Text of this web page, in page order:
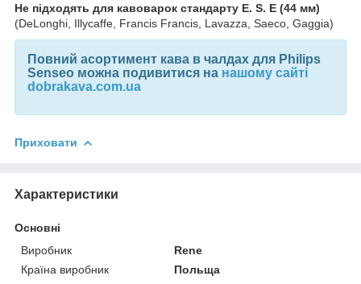
Не підходять для кавоварок стандарту E. S. E (44 мм)
(DeLonghi, Illycaffе, Francis Francis, Lavazza, Saeco, Gaggia)
Повний асортимент кава в чалдах для Philips
Senseo можна подивитися на нашому сайті
dobrakava.com.ua
Приховати
Характеристики
Основні
Виробник
Rene
Країна виробник
Польща